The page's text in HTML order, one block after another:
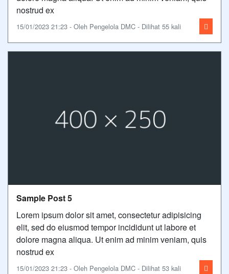
nostrud ex
15/01/2023 21:23 - Oleh Pengelola DMC - Dilihat 55 kali
Sample Post 5
Lorem ipsum dolor sit amet, consectetur adipisicing
elit, sed do eiusmod tempor incididunt ut labore et
dolore magna aliqua. Ut enim ad minim veniam, quis
nostrud ex
15/01/2023 21:23 - Oleh Pengelola DMC - Dilihat 53 kali